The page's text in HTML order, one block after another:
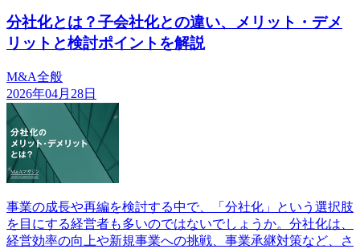
分社化とは？子会社化との違い、メリット・デメ
リットと検討ポイントを解説
M&A全般
2026年04月28日
事業の成長や再編を検討する中で、「分社化」という選択肢
を目にする経営者も多いのではないでしょうか。分社化は、
経営効率の向上や新規事業への挑戦、事業承継対策など、さ